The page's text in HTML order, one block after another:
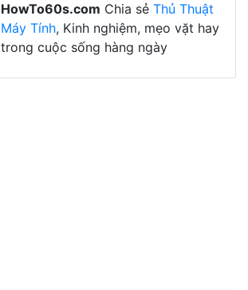
HowTo60s.com Chia sẻ Thủ Thuật
Máy Tính, Kinh nghiệm, mẹo vặt hay
trong cuộc sống hàng ngày